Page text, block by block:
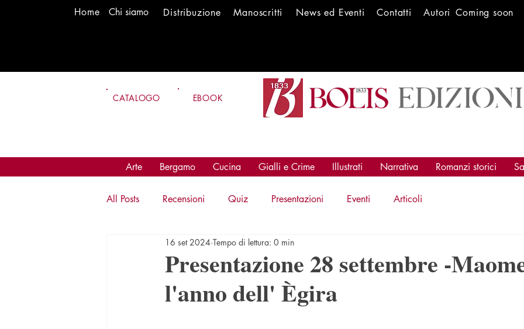
Home Chi siamo Distribuzione Manoscritti News ed Eventi Contatti Autori Coming soon
CATALOGO EBOOK
Arte Bergamo Cucina Gialli e Crime Illustrati Narrativa Romanzi storici
All Posts Recensioni Quiz Presentazioni Eventi Articoli
Presentazione 28 settembre -
l'anno dell' Ègira
16 set 2024 Tempo di lettura: 0 min